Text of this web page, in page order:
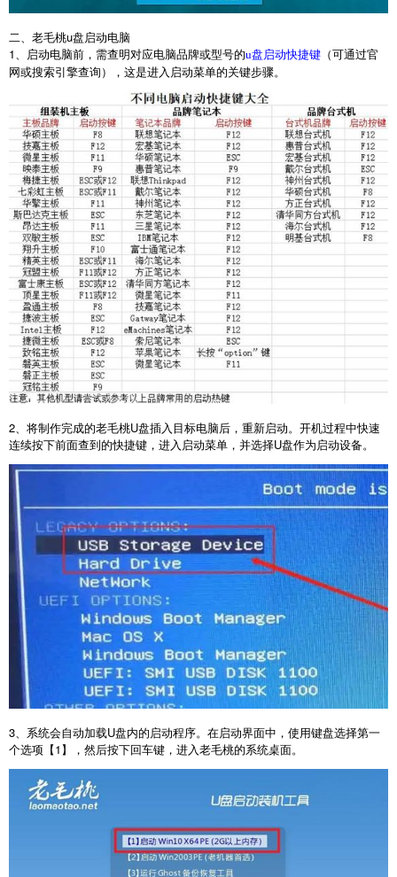
二、老毛桃u盘启动电脑
1、启动电脑前，需查明对应电脑品牌或型号的u盘启动快捷键 （可通过官
网或搜索引擎查询），这是进入启动菜单的关键步骤。
2、将制作完成的老毛桃U盘插入目标电脑后，重新启动。开机过程中快速
连续按下前面查到的快捷键，进入启动菜单，并选择U盘作为启动设备。
3 、系统会自动加载U盘内的启动程序。在启动界面中，使用键盘选择第一
个选项【1】，然后按下回车键，进入老毛桃的系统桌面。